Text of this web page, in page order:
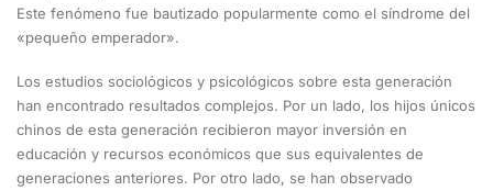
Este fenómeno fue bautizado popularmente como el síndrome del
«pequeño emperador».
Los estudios sociológicos y psicológicos sobre esta generación
han encontrado resultados complejos. Por un lado, los hijos únicos
chinos de esta generación recibieron mayor inversión en
educación y recursos económicos que sus equivalentes de
generaciones anteriores. Por otro lado, se han observado